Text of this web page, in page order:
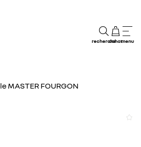
rechercheachatmenu
MASTER FOURGON